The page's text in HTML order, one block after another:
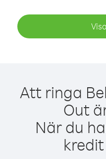
Att ringa
Out
När du